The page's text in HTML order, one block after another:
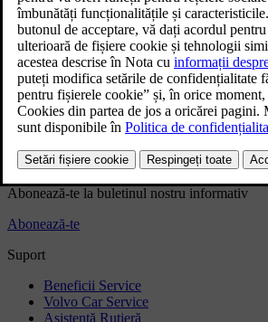
Apăsați simbolul ventilator
din bara
Apăsați simbolul pentru aerul condiționat
Informațiile ți-au fost de